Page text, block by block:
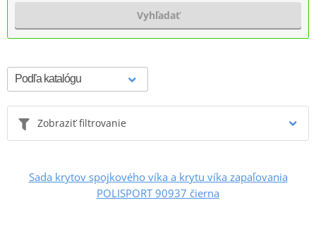
Vyhľadať
Zobraziť filtrovanie
Sada krytov spojkového víka a krytu víka zapaľovania
POLISPORT 90937 čierna